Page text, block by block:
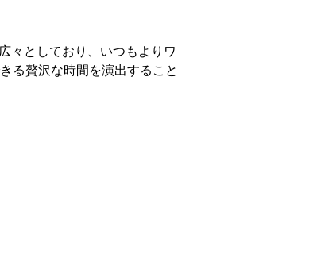
々としており、いつもよりワ
る贅沢な時間を演出すること